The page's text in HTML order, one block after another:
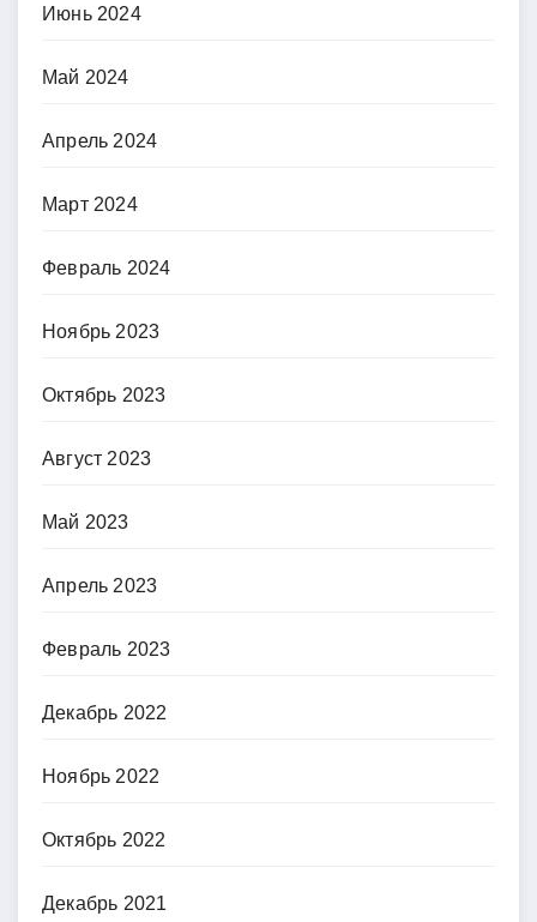
Июнь 2024
Май 2024
Апрель 2024
Март 2024
Февраль 2024
Ноябрь 2023
Октябрь 2023
Август 2023
Май 2023
Апрель 2023
Февраль 2023
Декабрь 2022
Ноябрь 2022
Октябрь 2022
Декабрь 2021